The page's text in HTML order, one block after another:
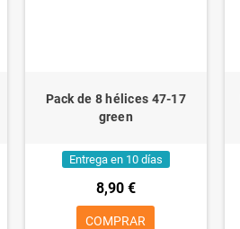
Pack de 8 hélices 47-17
green
Entrega en 10 días
8,90 €
COMPRAR